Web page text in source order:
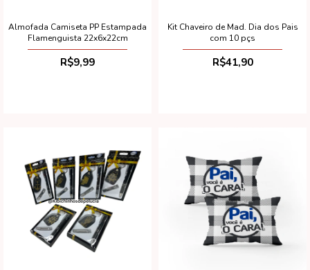
Almofada Camiseta PP Estampada
Flamenguista 22x6x22cm
R$9,99
Kit Chaveiro de Mad. Dia dos Pais
com 10 pçs
R$41,90